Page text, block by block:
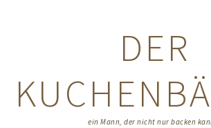
DER
ein Mann, der nicht nur backen